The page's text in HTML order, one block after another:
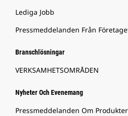
Lediga Jobb
Pressmeddelanden Från
Branschlösningar
VERKSAMHETSOMRÅDEN
Nyheter Och Evenemang
Pressmeddelanden Om